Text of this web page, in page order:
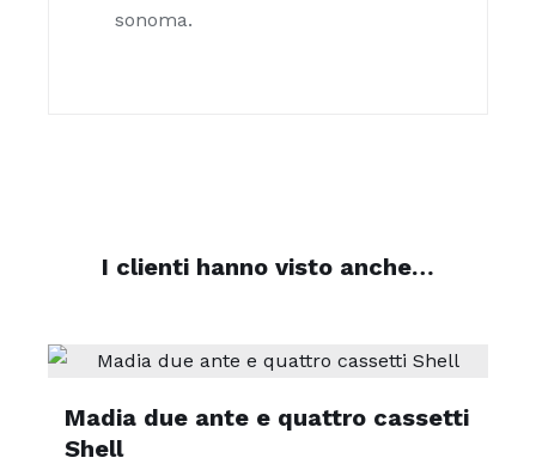
sonoma.
I clienti hanno visto anche…
Madia due ante e quattro cassetti
Shell